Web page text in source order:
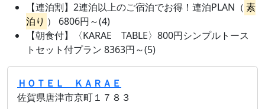
【連泊割】2連泊以上のご宿泊でお得！連泊PLAN（ 素
泊り ） 6806円～(4)
【朝食付】〈KARAE TABLE〉800円シンプルトース
トセット付プラン 8363円～(5)
ＨＯＴＥＬ ＫＡＲＡＥ
佐賀県唐津市京町１７８３